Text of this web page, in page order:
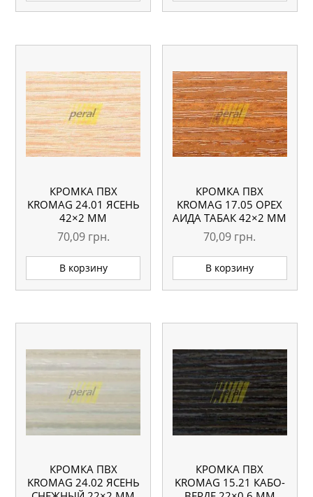
КРОМКА ПВХ
KROMAG 24.01 ЯСЕНЬ
42×2 ММ
70,09 грн.
В корзину
КРОМКА ПВХ
KROMAG 17.05 ОРЕХ
АИДА ТАБАК 42×2 ММ
70,09 грн.
В корзину
КРОМКА ПВХ
KROMAG 24.02 ЯСЕНЬ
КРОМКА ПВХ
KROMAG 15.21 КАБО-